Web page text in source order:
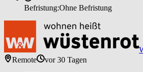
Befristung:Ohne Befristung
Remote
vor 30 Tagen